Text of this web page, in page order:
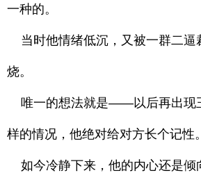
一种的。
当时他情绪低沉，又被一群二逼
烧。
唯一的想法就是——以后再出现
样的情况，他绝对给对方长个记性。
如今冷静下来，他的内心还是倾